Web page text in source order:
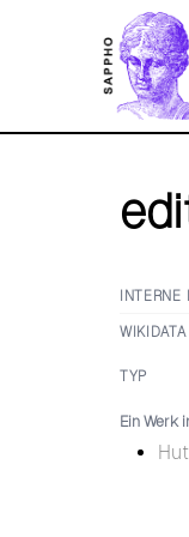
INTERNE
WIKIDATA
TYP
Ein Werk